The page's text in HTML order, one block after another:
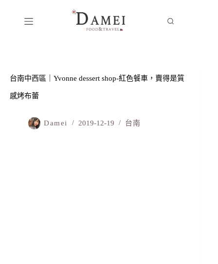
台南中西區｜Yvonne dessert shop -紅色餐車，賣得是質
感烤布蕾
Damei 2019-12-19 台南